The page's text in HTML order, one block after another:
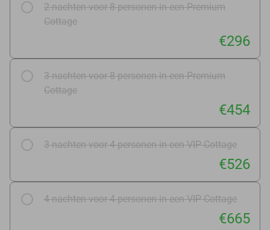
2 nachten voor 8 personen in een Premium
Cottage
€296
3 nachten voor 8 personen in een Premium
Cottage
€454
3 nachten voor 4 personen in een VIP Cottage
€526
4 nachten voor 4 personen in een VIP Cottage
€665